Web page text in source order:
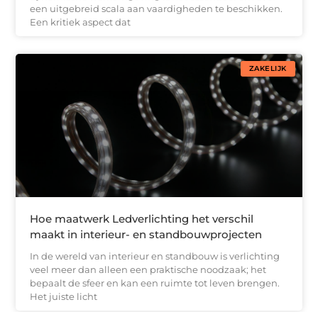
een uitgebreid scala aan vaardigheden te beschikken.
Een kritiek aspect dat
ZAKELIJK
Hoe maatwerk Ledverlichting het verschil
maakt in interieur- en standbouwprojecten
In de wereld van interieur en standbouw is verlichting
veel meer dan alleen een praktische noodzaak; het
bepaalt de sfeer en kan een ruimte tot leven brengen.
Het juiste licht